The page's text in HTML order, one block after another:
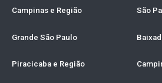
Campinas e Região São
Grande São Paulo
Piracicaba e Região